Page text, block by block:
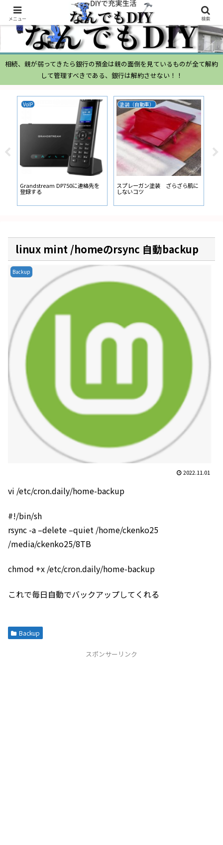
相続、親が弱ってきたら銀行の預金は親の面倒を見ているものが全て解約
して管理すべきである、銀行は解約させない！！
VoIP
Grandstream DP750に連絡先を
登録する
塗装（自動車）
スプレーガン塗装 ざらざら肌に
しないコツ
ム
linux mint /homeのrsync 自動backup
Backup
2022.11.01
vi /etc/cron.daily/home-backup
#!/bin/sh
rsync -a –delete –quiet /home/ckenko25
/media/ckenko25/8TB
chmod +x /etc/cron.daily/home-backup
これで毎日自動でバックアップしてくれる
Backup
スポンサーリンク
メニュー 検索